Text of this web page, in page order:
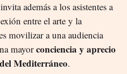
además a los asistentes a
entre el arte y la
movilizar a una audiencia
mayorconciencia y aprecio
Mediterráneo.